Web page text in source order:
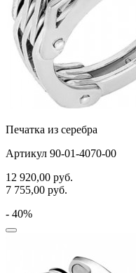
Печатка из серебра
Артикул 90-01-4070-00
12 920,00 руб.
7 755,00 руб.
- 40%